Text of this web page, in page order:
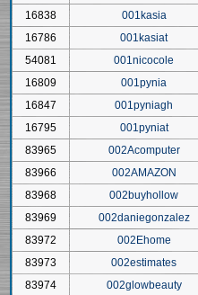
16838
001kasia
16786
001kasiat
54081
001nicocole
16809
001pynia
16847
001pyniagh
16795
001pyniat
83965
002Acomputer
83966
002AMAZON
83968
002buyhollow
83969
002daniegonzalez
83972
002Ehome
83973
002estimates
83974
002glowbeauty